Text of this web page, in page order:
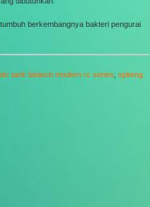
berkembangnya bakteri pengurai
tank biotech modern rc series spiteng